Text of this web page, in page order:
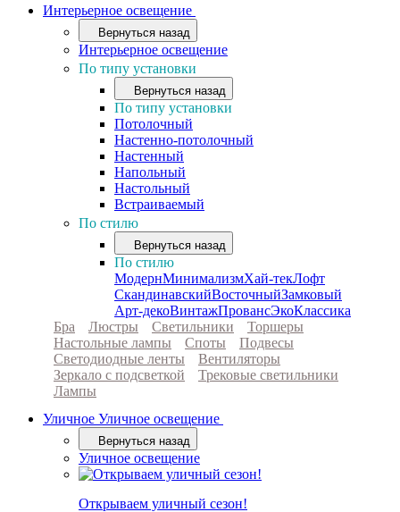
Интерьерное освещение
Вернуться назад
Интерьерное освещение
По типу установки
Вернуться назад
По типу установки
Потолочный
Настенно-потолочный
Настенный
Напольный
Настольный
Встраиваемый
По стилю
Вернуться назад
По стилю
МодернМинимализмХай-текЛофт
СкандинавскийВосточныйЗамковый
Арт-декоВинтажПровансЭкоКлассика
Бра
Люстры Светильники
Торшеры
Настольные лампы
Споты
Подвесы
Светодиодные ленты
Вентиляторы
Зеркало с подсветкой
Трековые светильники
Лампы
Уличное Уличное освещение
Вернуться назад
Уличное освещение
Открываем уличный сезон!